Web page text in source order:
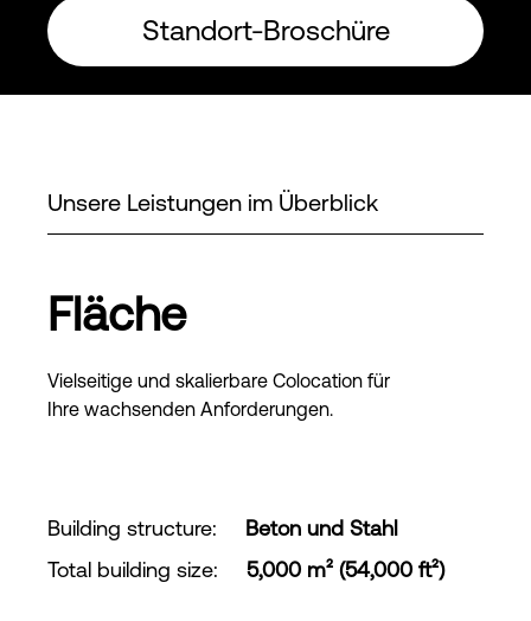
Standort-Broschüre
Unsere Leistungen im Überblick
Fläche
Vielseitige und skalierbare Colocation für
Ihre wachsenden Anforderungen.
Building structure:
Beton und Stahl
Total building size: 5,000 m² (54,000 ft²)